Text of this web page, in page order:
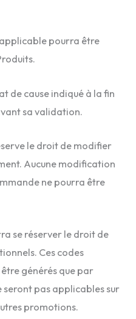
pourra être
de cause indiqué à la fin
sa validation.
le droit de modifier
Aucune modification
ne pourra être
se réserver le droit de
Ces codes
générés que par
seront pas applicables sur
promotions.